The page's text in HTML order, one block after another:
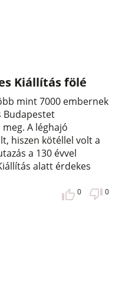
Kiállítás fölé
mint 7000 embernek
Budapestet
A léghajó
hiszen kötéllel volt a
a 130 évvel
alatt érdekes
0 0